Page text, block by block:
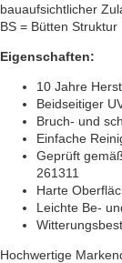
bauaufsichtlicher
BS = Bütten Struktur
Eigenschaften:
10 Jahre
Beidseitiger
Bruch- und
Einfache
Geprüft
261311
Harte
Leichte Be-
Hochwertige